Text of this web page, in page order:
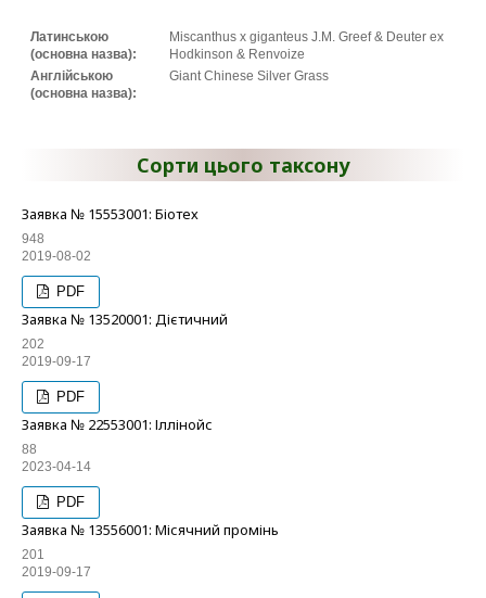
Латинською
(основна назва):
Miscanthus x giganteus J.M. Greef & Deuter ex
Hodkinson & Renvoize
Англійською
(основна назва):
Giant Chinese Silver Grass
Сорти цього таксону
Заявка № 15553001: Біотех
948
2019-08-02
PDF
Заявка № 13520001: Дієтичний
202
2019-09-17
PDF
Заявка № 22553001: Іллінойс
88
2023-04-14
PDF
Заявка № 13556001: Місячний промінь
201
2019-09-17